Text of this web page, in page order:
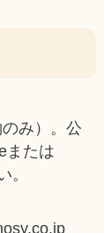
み）。公
または
。